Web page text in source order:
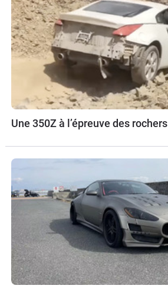
Une 350Z à l’épreuve des rochers